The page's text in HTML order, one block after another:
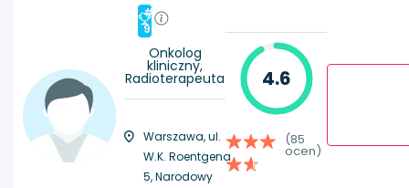
#
9
Onkolog
kliniczny,
Radioterapeuta
Warszawa, ul.
W.K. Roentgena
5, Narodowy
4.6
(85
ocen)